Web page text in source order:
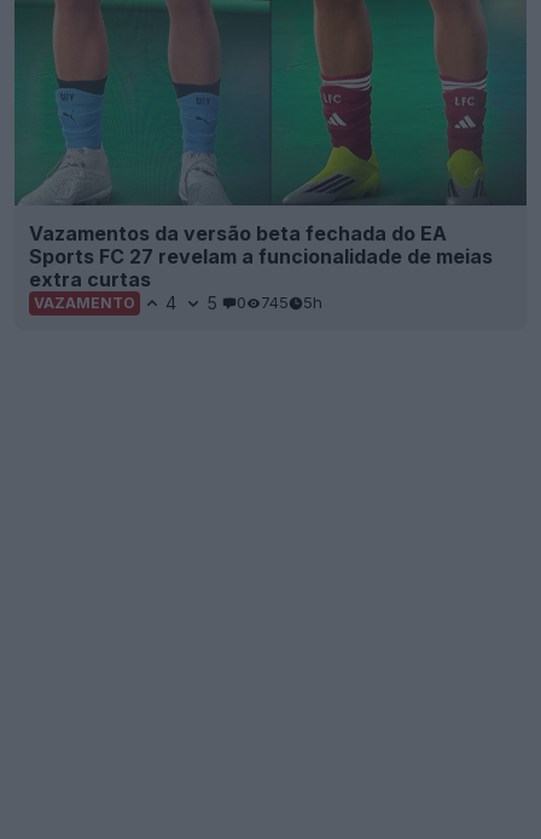
Vazamentos da versão beta fechada do EA
Sports FC 27 revelam a funcionalidade de meias
extra curtas
VAZAMENTO 4 5 0 745 5h